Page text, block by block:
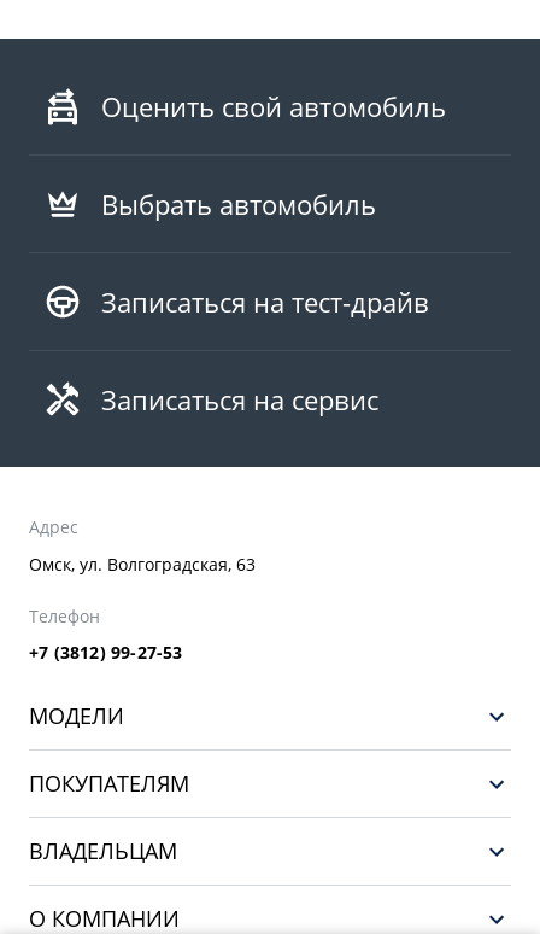
Оценить свой автомобиль
Выбрать автомобиль
Записаться на тест-драйв
Записаться на сервис
Адрес
Омск, ул. Волгоградская, 63
Телефон
+7 (3812) 99-27-53
МОДЕЛИ
EX5
PREFACE
ПОКУПАТЕЛЯМ
ВЛАДЕЛЬЦАМ
О КОМПАНИИ